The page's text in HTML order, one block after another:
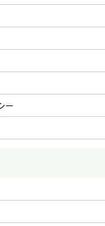
ー